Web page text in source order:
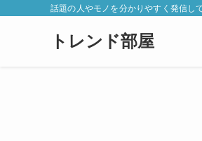
話題の人やモノを分かりやすく発信し
トレンド部屋